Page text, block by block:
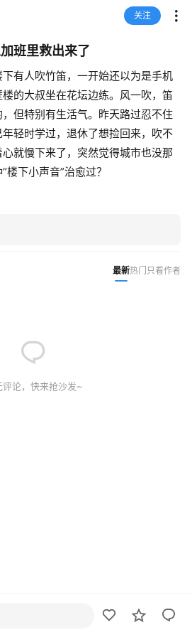
关注
班里救出来了
有人吹竹笛，一开始还以为是手机
的大叔坐在花坛边练。风一吹，笛
但特别有生活气。昨天路过忍不住
轻时学过，退休了想捡回来，吹不
就慢下来了，突然觉得城市也没那
下小声音”治愈过？
最新热门 只看作者
评论，快来抢沙发~